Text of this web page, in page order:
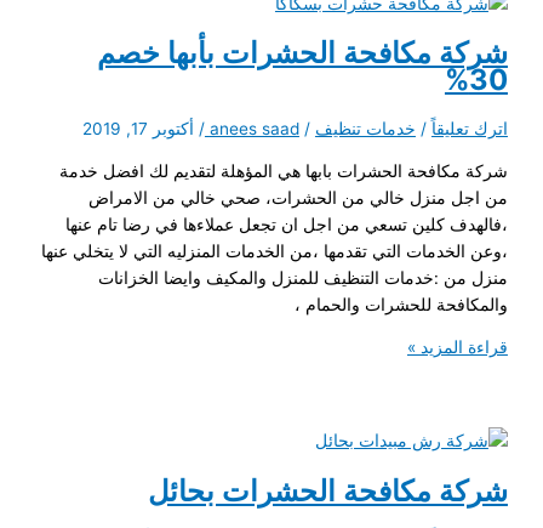
خصم
اتصل
علي
05503966227
شركة مكافحة الحشرات بأبها خصم
30%
اترك تعليقاً / خدمات تنظيف /
anees saad
/ أكتوبر 17, 2019
شركة مكافحة الحشرات بابها هي المؤهلة لتقديم لك افضل خدمة
من اجل منزل خالي من الحشرات، صحي خالي من الامراض
،فالهدف كلين تسعي من اجل ان تجعل عملاءها في رضا تام عنها
،وعن الخدمات التي تقدمها ،من الخدمات المنزليه التي لا يتخلي عنها
منزل من :خدمات التنظيف للمنزل والمكيف وايضا الخزانات
والمكافحة للحشرات والحمام ،
شركة
بأبها
خصم
30%
قراءة المزيد »
شركة مكافحة الحشرات بحائل